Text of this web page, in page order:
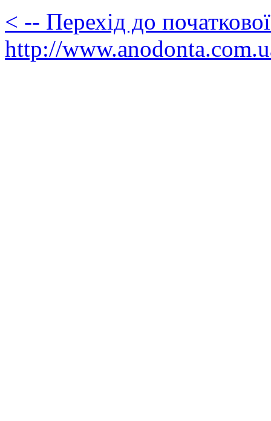
< -- Перехід до
http://